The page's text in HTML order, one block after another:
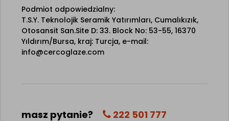
Podmiot odpowiedzialny:
T.S.Y. Teknolojik Seramik Yatırımları, Cumalıkızık,
Otosansit San.Site D: 33. Block No: 53-55, 16370
Yıldırım/Bursa, kraj: Turcja, e-mail:
info@cercoglaze.com
masz pytanie? 222 501 777